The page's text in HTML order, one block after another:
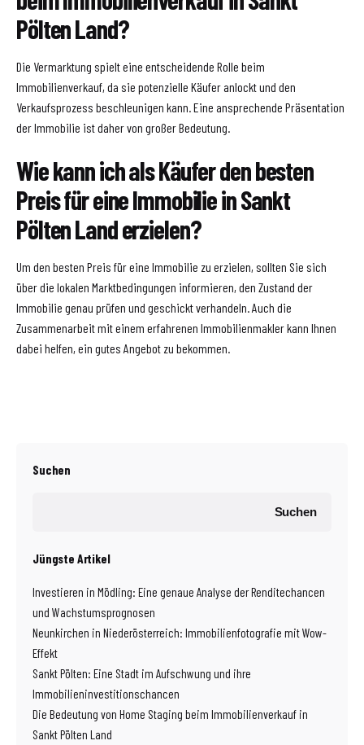
Pölten Land?
Die Vermarktung spielt eine entscheidende Rolle beim
Immobilienverkauf, da sie potenzielle Käufer anlockt und den
Verkaufsprozess beschleunigen kann. Eine ansprechende Präsentation
der Immobilie ist daher von großer Bedeutung.
Wie kann ich als Käufer den besten
Preis für eine Immobilie in Sankt
Pölten Land erzielen?
Um den besten Preis für eine Immobilie zu erzielen, sollten Sie sich
über die lokalen Marktbedingungen informieren, den Zustand der
Immobilie genau prüfen und geschickt verhandeln. Auch die
Zusammenarbeit mit einem erfahrenen Immobilienmakler kann Ihnen
dabei helfen, ein gutes Angebot zu bekommen.
Suchen
Suchen
Jüngste Artikel
Investieren in Mödling: Eine genaue Analyse der Renditechancen
und Wachstumsprognosen
Neunkirchen in Niederösterreich: Immobilienfotografie mit Wow-
Effekt
Sankt Pölten: Eine Stadt im Aufschwung und ihre
Immobilieninvestitionschancen
Die Bedeutung von Home Staging beim Immobilienverkauf in
Sankt Pölten Land